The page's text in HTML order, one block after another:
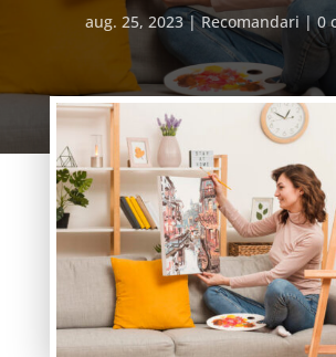
aug. 25, 2023 Recomandari 0